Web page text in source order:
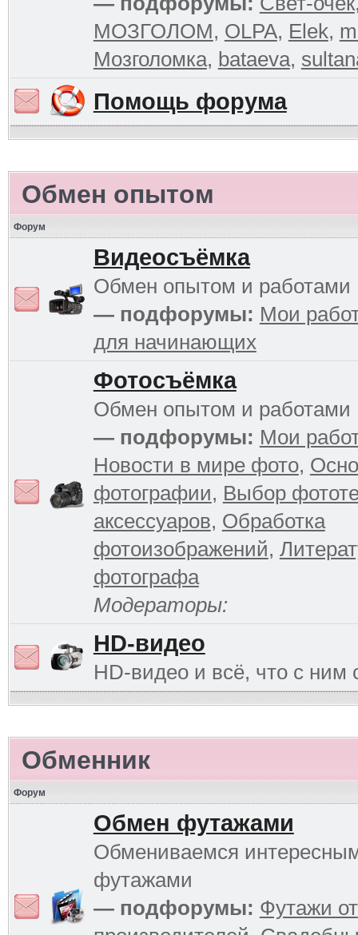
МОЗГОЛОМ, OLPA, Elek,
Мозголомка, bataeva,
Помощь форума
Обмен опытом
Форум
Видеосъёмка
Обмен опытом и работами
— подфорумы: Мои
для начинающих
Фотосъёмка
Обмен опытом и работами
— подфорумы: Мои
Новости в мире фото,
фотографии, Выбор
аксессуаров, Обработка
фотоизображений,
фотографа
Модераторы:
HD-видео
HD-видео и всё, что с ним
Обменник
Форум
Обмен футажами
Обмениваемся
футажами
— подфорумы: Футажи от